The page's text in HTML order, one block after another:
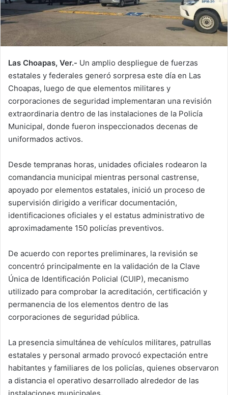
Las Choapas, Ver.- Un amplio despliegue de fuerzas
estatales y federales generó sorpresa este día en Las
Choapas, luego de que elementos militares y
corporaciones de seguridad implementaran una revisión
extraordinaria dentro de las instalaciones de la Policía
Municipal, donde fueron inspeccionados decenas de
uniformados activos.
Desde tempranas horas, unidades oficiales rodearon la
comandancia municipal mientras personal castrense,
apoyado por elementos estatales, inició un proceso de
supervisión dirigido a verificar documentación,
identificaciones oficiales y el estatus administrativo de
aproximadamente 150 policías preventivos.
De acuerdo con reportes preliminares, la revisión se
concentró principalmente en la validación de la Clave
Única de Identificación Policial (CUIP), mecanismo
utilizado para comprobar la acreditación, certificación y
permanencia de los elementos dentro de las
corporaciones de seguridad pública.
La presencia simultánea de vehículos militares, patrullas
estatales y personal armado provocó expectación entre
habitantes y familiares de los policías, quienes observaron
a distancia el operativo desarrollado alrededor de las